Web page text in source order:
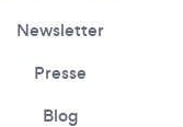
Newsletter
Presse
Blog